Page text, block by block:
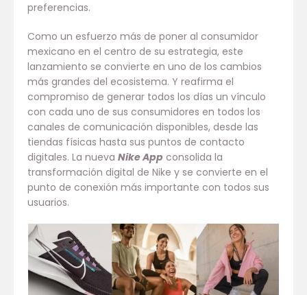
preferencias.
Como un esfuerzo más de poner al consumidor
mexicano en el centro de su estrategia, este
lanzamiento se convierte en uno de los cambios
más grandes del ecosistema. Y reafirma el
compromiso de generar todos los días un vínculo
con cada uno de sus consumidores en todos los
canales de comunicación disponibles, desde las
tiendas físicas hasta sus puntos de contacto
digitales. La nueva Nike App consolida la
transformación digital de Nike y se convierte en el
punto de conexión más importante con todos sus
usuarios.